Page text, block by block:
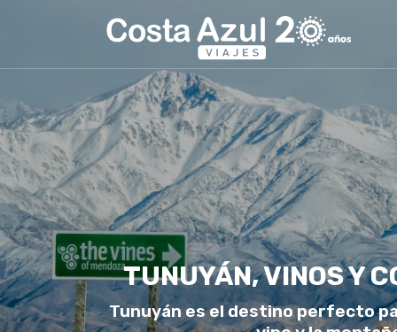
TUNUYÁN, VINOS Y
Tunuyán es el destino perfecto